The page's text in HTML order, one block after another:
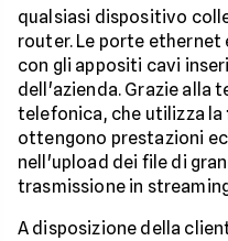
qualsiasi dispositivo
router. Le porte ethernet
con gli appositi cavi
dell'azienda. Grazie alla
telefonica, che utilizza la
ottengono prestazioni
nell'upload dei file di
trasmissione in
A disposizione della